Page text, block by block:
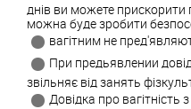
днів ви можете прискорити
можна буде зробити
вагітним не
При предьявлении
звільняє від занять
Довідка про вагітність